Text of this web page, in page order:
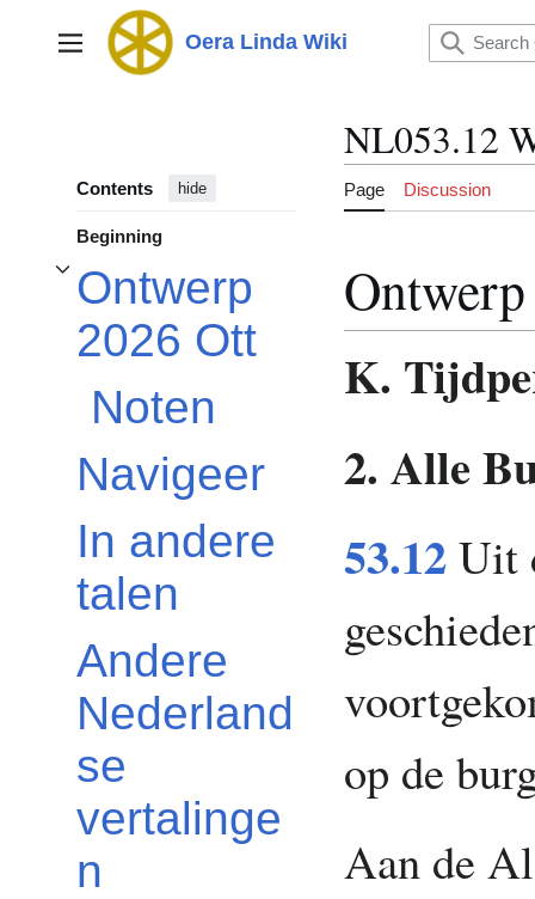
Main menu Oera Linda Wiki
Contents hide
Beginning
Ontwerp
2026 Ott
Toggle Ontwerp 2026 Ott subsection
Noten
Navigeer
In andere
talen
Andere
Nederland
se
vertalinge
n
NL053.12
Page Discussion
K.
2. Alle
53.12Uit
op de
Aan de